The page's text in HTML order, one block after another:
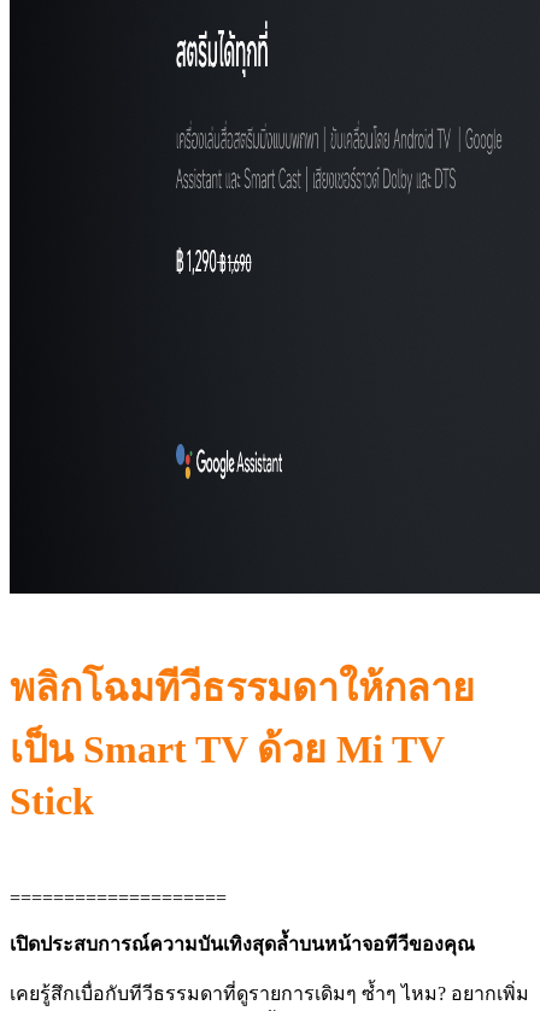
พลิกโฉมทีวีธรรมดาให้กลาย
เป็น Smart TV ด้วย Mi TV
Stick
====================
เปิดประสบการณ์ความบันเทิงสุดล้ำบนหน้าจอทีวีของคุณ
เคยรู้สึกเบื่อกับทีวีธรรมดาที่ดูรายการเดิมๆ ซ้ำๆ ไหม? อยากเพิ่ม